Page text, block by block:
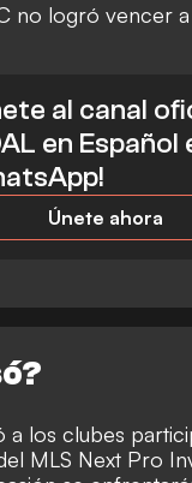
no logró vencer
al canal
en Español
Únete ahora
a los clubes
MLS Next Pro